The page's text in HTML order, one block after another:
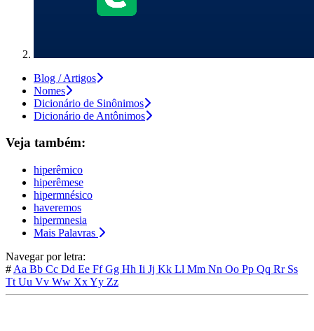
Blog / Artigos
Nomes
Dicionário de Sinônimos
Dicionário de Antônimos
Veja também:
hiperêmico
hiperêmese
hipermnésico
haveremos
hipermnesia
Mais Palavras
Navegar por letra:
# Aa Bb Cc Dd Ee FfGg Hh Ii Jj Kk Ll Mm Nn Oo Pp Qq Rr Ss
Tt Uu Vv Ww XxYy Zz